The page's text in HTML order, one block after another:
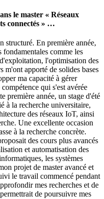
le master « Réseaux
connectés » …
structuré. En première année,
fondamentales comme les
l'optimisation des
m'ont apporté de solides bases
ma capacité à gérer
qui s'est avérée
première année, un stage d'été
à la recherche universitaire,
des réseaux IoT, ainsi
Une excellente occasion
à la recherche concrète.
des cours plus avancés
et automatisation des
les systèmes
projet de master avancé et
le travail commencé pendant
mes recherches et de
de poursuivre mes